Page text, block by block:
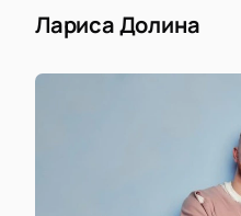
Лариса Долина